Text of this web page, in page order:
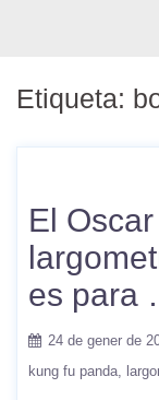
Etiqueta:
El
es para
24 de gener de
kung fu panda